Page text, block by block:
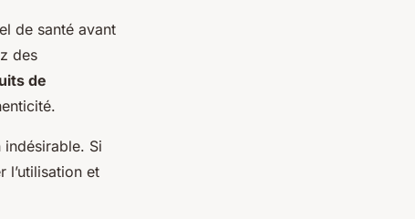
de santé avant
des
de
indésirable. Si
l’utilisation et